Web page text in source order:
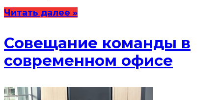
Читать далее »
Совещание команды в
современном офисе